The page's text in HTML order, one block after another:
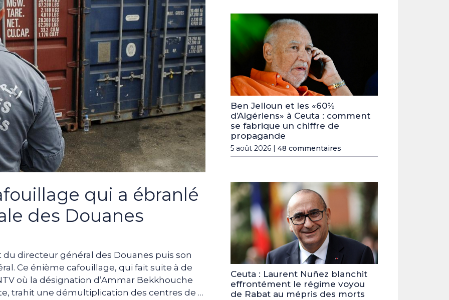
qui a ébranlé
des Douanes
directeur général des Douanes puis son
Ce énième cafouillage, qui fait suite à de
où la désignation d’Ammar Bekkhouche
trahit une démultiplication des centres de …
Ben Jelloun et les «60%
d’Algériens» à Ceuta : comment
se fabrique un chiffre de
propagande
5 août 2026 | 48 commentaires
Ceuta : Laurent Nuñez blanchit
effrontément le régime voyou
de Rabat au mépris des morts